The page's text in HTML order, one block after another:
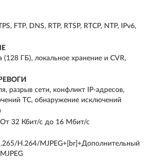
FTP, DNS, RTP, RTSP, RTCP, NTP, IPv6,
(128 ГБ), локальное хранение и CVR,
разрыв сети, конфликт IP-адресов,
ТС, обнаружение исключений
32 Кбит/с до 16 Мбит/с
H.264/MJPEG+[br]+Дополнительный